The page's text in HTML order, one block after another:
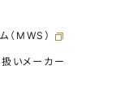
（MWS）
いメーカー